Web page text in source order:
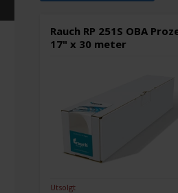
Rauch RP 251S OBA
17" x 30 meter
Utsolgt